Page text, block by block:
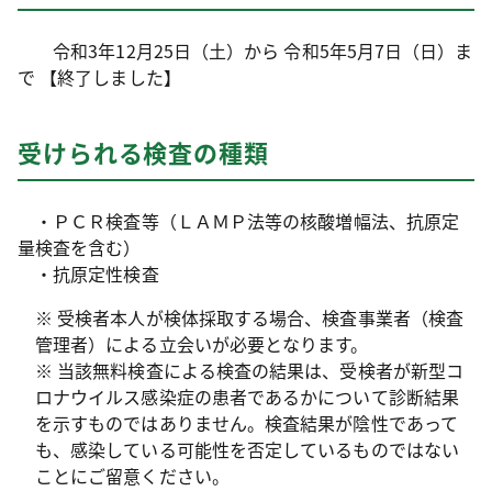
令和3年12月25日（土）から 令和5年5月7日（日）ま
で 【終了しました】
受けられる検査の種類
・ＰＣＲ検査等（ＬＡＭＰ法等の核酸増幅法、抗原定
量検査を含む）
・抗原定性検査
※ 受検者本人が検体採取する場合、検査事業者（検査
管理者）による立会いが必要となります。
※ 当該無料検査による検査の結果は、受検者が新型コ
ロナウイルス感染症の患者であるかについて診断結果
を示すものではありません。検査結果が陰性であって
も、感染している可能性を否定しているものではない
ことにご留意ください。